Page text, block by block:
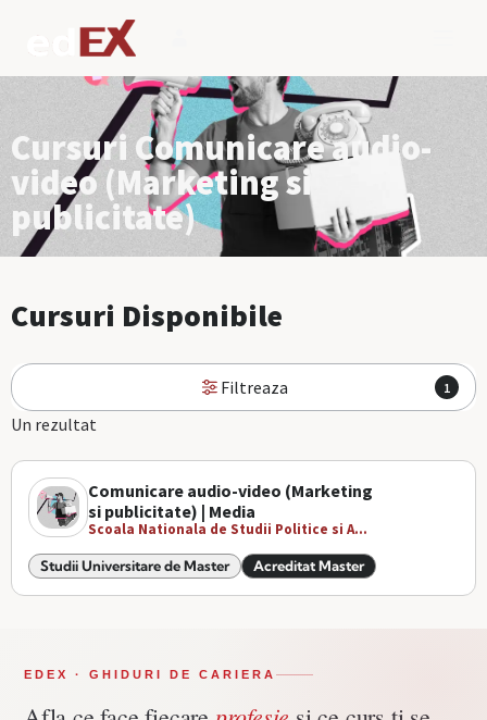
Cursuri Comunicare audio-
video (Marketing si
publicitate)
Cursuri Disponibile
Filtreaza 1
Un rezultat
Comunicare audio-video (Marketing
si publicitate) | Media
Scoala Nationala de Studii Politice si A...
Studii Universitare de Master Acreditat Master
EDEX · GHIDURI DE CARIERA